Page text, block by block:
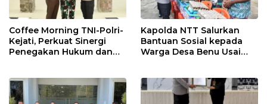
Coffee Morning TNI-Polri-
Kejati, Perkuat Sinergi
Penegakan Hukum dan
Kapolda NTT Salurkan
Bantuan Sosial kepada
Warga Desa Benu Usai